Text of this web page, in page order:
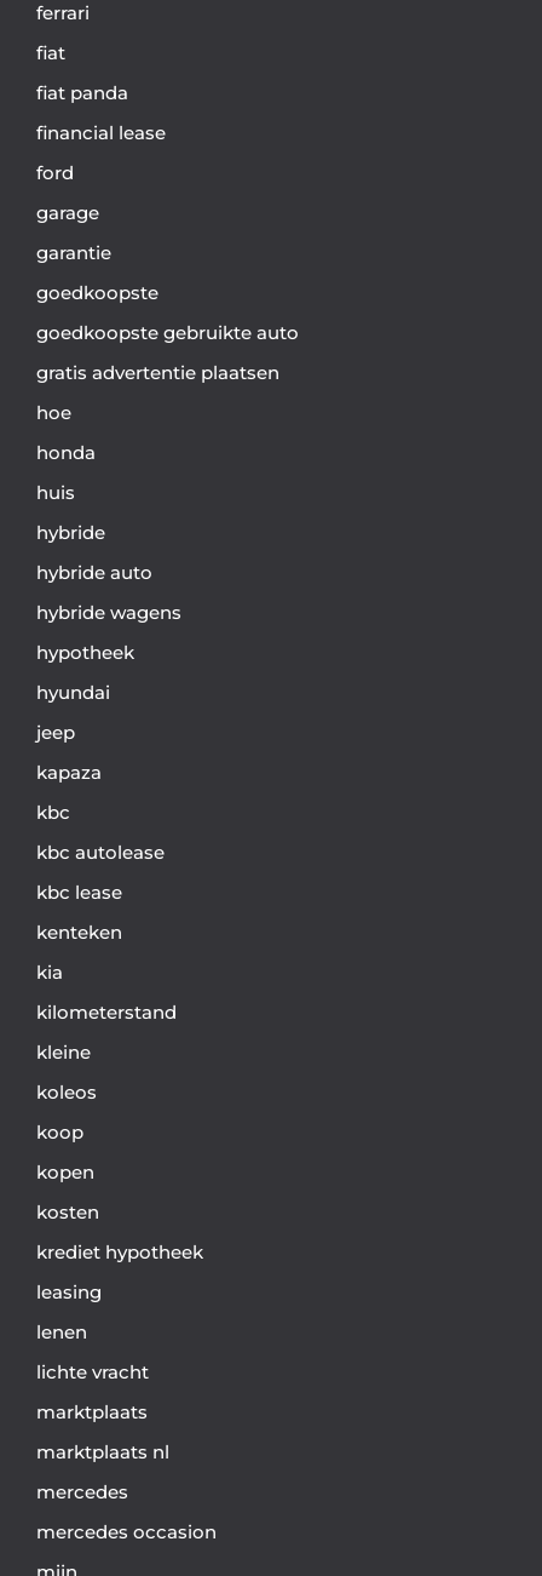
ferrari
fiat
fiat panda
financial lease
ford
garage
garantie
goedkoopste
goedkoopste gebruikte auto
gratis advertentie plaatsen
hoe
honda
huis
hybride
hybride auto
hybride wagens
hypotheek
hyundai
jeep
kapaza
kbc
kbc autolease
kbc lease
kenteken
kia
kilometerstand
kleine
koleos
koop
kopen
kosten
krediet hypotheek
leasing
lenen
lichte vracht
marktplaats
marktplaats nl
mercedes
mercedes occasion